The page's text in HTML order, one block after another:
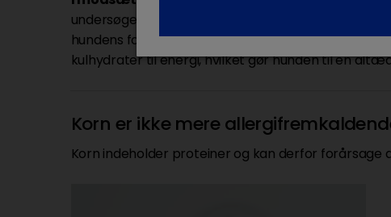
undersøgelser har afsløret tre genetiske
hundens fordøjelsessystem at nedbryde og
kulhydrater til energi, hvilket gør hunden til en
Korn er ikke mere
Korn indeholder proteiner og kan derfor forårsage